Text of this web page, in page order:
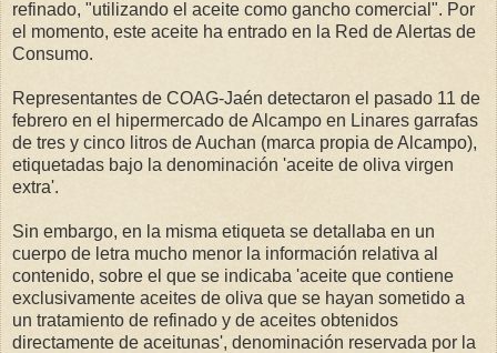
refinado, "utilizando el aceite como gancho comercial". Por
el momento, este aceite ha entrado en la Red de Alertas de
Consumo.
Representantes de COAG-Jaén detectaron el pasado 11 de
febrero en el hipermercado de Alcampo en Linares garrafas
de tres y cinco litros de Auchan (marca propia de Alcampo),
etiquetadas bajo la denominación 'aceite de oliva virgen
extra'.
Sin embargo, en la misma etiqueta se detallaba en un
cuerpo de letra mucho menor la información relativa al
contenido, sobre el que se indicaba 'aceite que contiene
exclusivamente aceites de oliva que se hayan sometido a
un tratamiento de refinado y de aceites obtenidos
directamente de aceitunas', denominación reservada por la